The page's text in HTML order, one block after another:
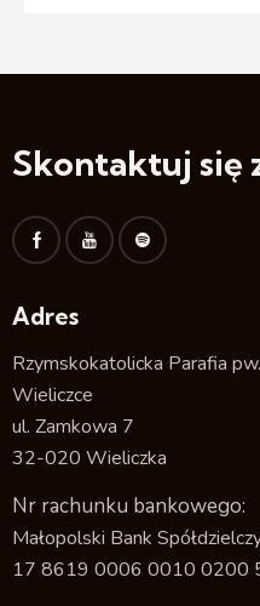
Skontaktuj się
Adres
Rzymskokatolicka Parafia
Wieliczce
ul. Zamkowa 7
32-020 Wieliczka
Nr rachunku bankowego:
Małopolski Bank
17 8619 0006 0010 0200